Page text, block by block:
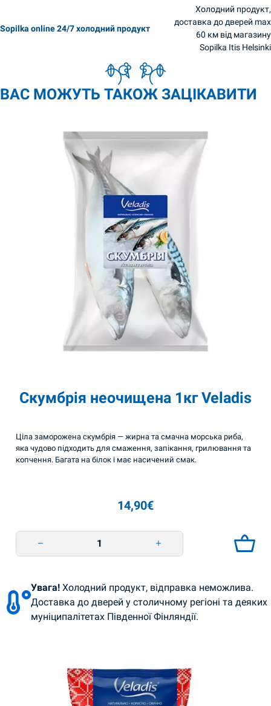
Sopilka online 24/7 холодний продукт
Холодний продукт,
доставка до дверей max
60 км від магазину
Sopilka Itis Helsinki
ВАС МОЖУТЬ ТАКОЖ ЗАЦІКАВИТИ
Скумбрія неочищена 1кг Veladis
Ціла заморожена скумбрія — жирна та смачна морська риба,
яка чудово підходить для смаження, запікання, грилювання та
копчення. Багата на білок і має насичений смак.
14,90€
Увага! Холодний продукт, відправка неможлива.
Доставка до дверей у столичному регіоні та деяких
муніципалітетах Південної Фінляндії.